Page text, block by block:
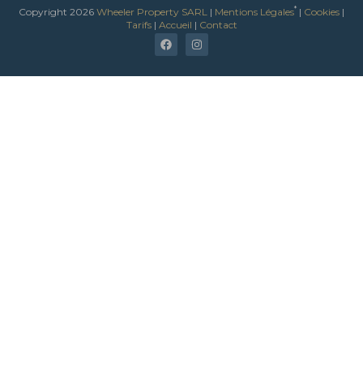
Copyright 2026 Wheeler Property SARL | Mentions Légales* | Cookies |
Tarifs| Accueil | Contact